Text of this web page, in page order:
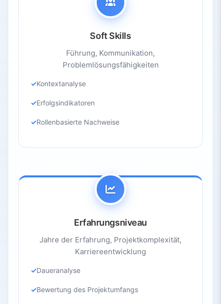
Soft Skills
Führung, Kommunikation,
Problemlösungsfähigkeiten
Kontextanalyse
Erfolgsindikatoren
Rollenbasierte Nachweise
Erfahrungsniveau
Jahre der Erfahrung, Projektkomplexität,
Karriereentwicklung
Daueranalyse
Bewertung des Projektumfangs